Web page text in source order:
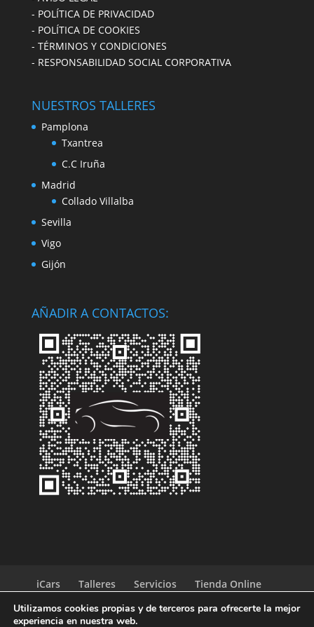
- POLÍTICA DE PRIVACIDAD
- POLÍTICA DE COOKIES
- TÉRMINOS Y CONDICIONES
- RESPONSABILIDAD SOCIAL CORPORATIVA
NUESTROS TALLERES
Pamplona
Txantrea
C.C Iruña
Madrid
Collado Villalba
Sevilla
Vigo
Gijón
AÑADIR A CONTACTOS:
iCars Talleres Servicios
Tienda Online
Utilizamos cookies propias y de terceros para ofrecerte la mejor
experiencia en nuestra web.